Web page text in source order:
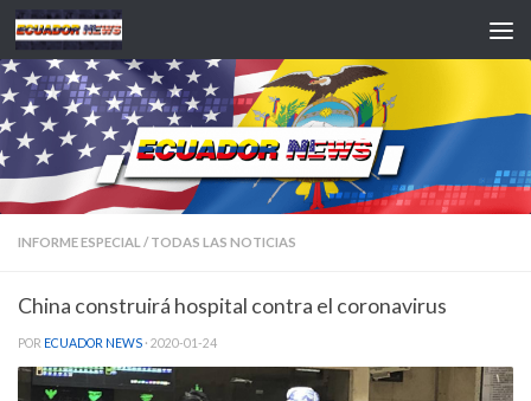
Saltar al contenido
INFORME ESPECIAL / TODAS LAS NOTICIAS
China construirá hospital contra el coronavirus
POR ECUADOR NEWS · 2020-01-24